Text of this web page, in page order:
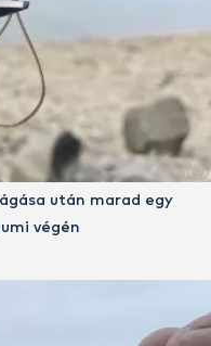
után marad egy
végén